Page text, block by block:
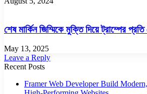
শেষ মার্কিন জিম্মিকে মুক্তি দিয়ে ট্রাম্পের
May 13, 2025
Leave a Reply
Recent Posts
Framer Web Developer Build